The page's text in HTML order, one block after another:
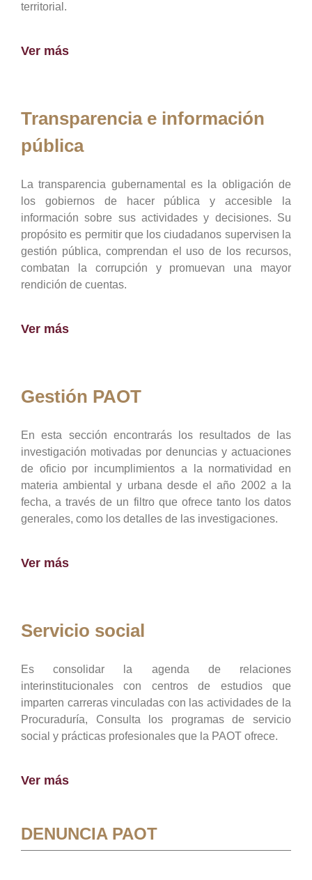
territorial.
Ver más
Transparencia e información
pública
La transparencia gubernamental es la obligación de
los gobiernos de hacer pública y accesible la
información sobre sus actividades y decisiones. Su
propósito es permitir que los ciudadanos supervisen la
gestión pública, comprendan el uso de los recursos,
combatan la corrupción y promuevan una mayor
rendición de cuentas.
Ver más
Gestión PAOT
En esta sección encontrarás los resultados de las
investigación motivadas por denuncias y actuaciones
de oficio por incumplimientos a la normatividad en
materia ambiental y urbana desde el año 2002 a la
fecha, a través de un filtro que ofrece tanto los datos
generales, como los detalles de las investigaciones.
Ver más
Servicio social
Es consolidar la agenda de relaciones
interinstitucionales con centros de estudios que
imparten carreras vinculadas con las actividades de la
Procuraduría, Consulta los programas de servicio
social y prácticas profesionales que la PAOT ofrece.
Ver más
DENUNCIA PAOT